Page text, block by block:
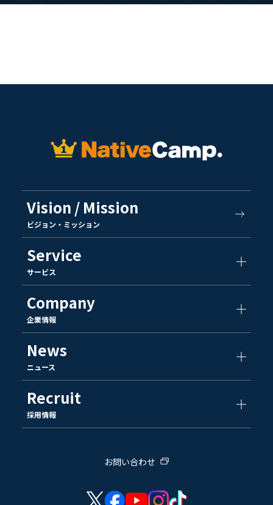
Vision / Mission
ビジョン・ミッション
Service
サービス
Company
企業情報
News
ニュース
Recruit
採用情報
お問い合わせ